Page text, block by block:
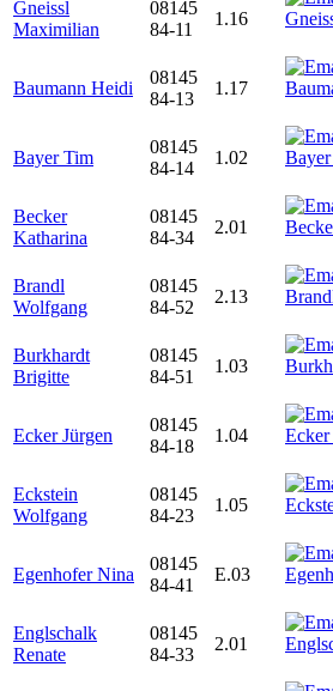
Gneissl
Maximilian
08145
84-11
1.16
Baumann Heidi
08145
84-13
1.17
Bayer Tim
08145
84-14
1.02
Becker
Katharina
08145
84-34
2.01
Brandl
Wolfgang
08145
84-52
2.13
Burkhardt
Brigitte
08145
84-51
1.03
Ecker Jürgen
08145
84-18
1.04
Eckstein
Wolfgang
08145
84-23
1.05
Egenhofer Nina
08145
84-41
E.03
Englschalk
Renate
08145
84-33
2.01